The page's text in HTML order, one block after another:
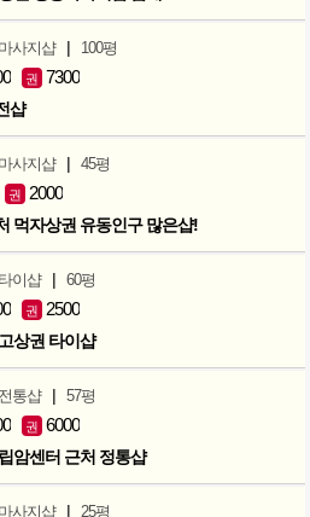
마사지샵 | 100평
권 7300
샵
마사지샵 | 45평
권 2000
먹자상권 유동인구 많은샵!
타이샵 | 60평
권 2500
상권 타이샵
전통샵 | 57평
권 6000
암센터 근처 정통샵
마사지샵 | 25평